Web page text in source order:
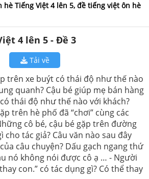
hè Tiếng Việt 4 lên 5, đề tiếng việt ôn hè
4 lên 5 - Đề 3
Tải về
trên xe buýt có thái độ như thế nào
quanh? Cậu bé giúp mẹ bán hàng
thái độ như thế nào với khách?
trên hè phố đã “chơi” cùng các
cô bé, cậu bé gặp trên đường
cho tác giả? Câu văn nào sau đây
câu chuyện? Dấu gạch ngang thứ
nó không nói được cô ạ … - Người
con.” có tác dụng gì? Có thể thay